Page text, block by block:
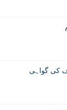
کی گواہی